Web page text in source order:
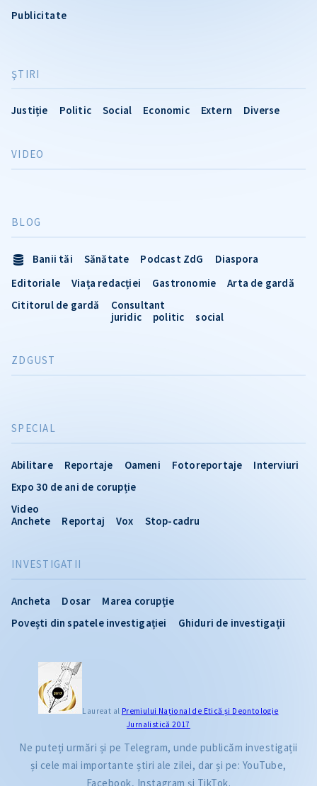
Publicitate
ŞTIRI
Justiție Politic Social Economic Extern Diverse
INVESTIGATII
Ancheta Dosar
Marea corupție
Povești din spatele investigației
Ghiduri de investigații
VIDEO
SPECIAL
Abilitare Reportaje Oameni Fotoreportaje
Interviuri
Expo 30 de ani de corupție
Video
Anchete
Reportaj Vox Stop-cadru
BLOG
Banii tăi Sănătate Podcast ZdG
Diaspora
Editoriale
Viața redacției Gastronomie
Arta de gardă
Cititorul de gardă
Consultant
juridic
politic social
ZDGUST
Laureat al Premiului Naţional de Etică și Deontologie
Jurnalistică 2017
Ne puteți urmări și pe Telegram, unde publicăm investigații
și cele mai importante știri ale zilei, dar și pe: YouTube,
Facebook, Instagram și TikTok.